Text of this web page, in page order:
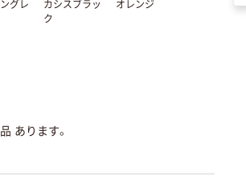
グレ
カシスブラッ
ク
オレンジ
あります。